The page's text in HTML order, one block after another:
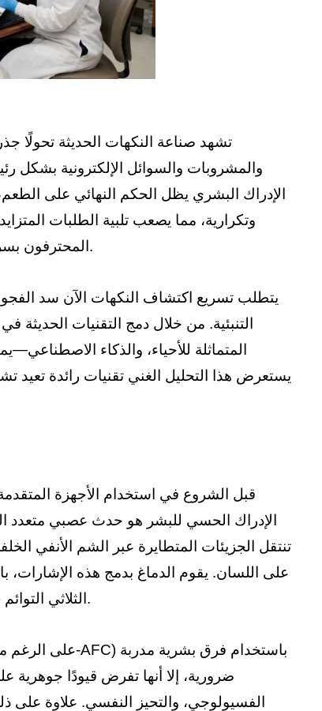
تشهد صناعة النكهات الحديثة تحولًا
والمشروبات والسوائل الإلكترونية بشكل
الإدراك البشري يظل الحكم النهائي على
وتكرارية، مما يصعب تلبية الطلبات
المحترفون بسرعة تقنيات أداتية متقدمة ونماذج حسابية لفك شفرة البنية الجزيئية للنكهات.
يتطلب تسريع اكتشاف النكهات الآن سد
التنبئية. من خلال دمج التقنيات
المتماثلة للأحياء، والذكاء
يستعرض هذا التحليل الغني تقنيات رائدة تعيد
قبل الشروع في استخدام الأجهزة
الإدراك الحسي للبشر هو حدث عصبي متعدد
تنتقل الجزيئات المتطايرة عبر الشم الأنفي
الثلاثي التوائم (المسؤولة عن إحساسات التبريد، والتدفئة، والتخثر)، في تجربة نكهة موحدة.
ضرورية، إلا أنها تفرض قيودًا جوهرية
الفسيولوجي، والتحيز النفسي. علاوة على